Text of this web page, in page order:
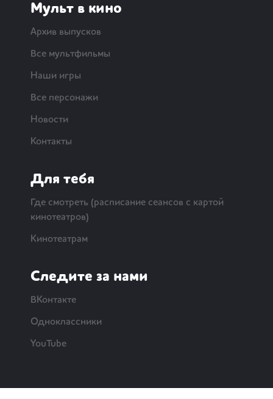
Мульт в кино
Архив выпусков
Все мультфильмы
Наши игры
Все персонажи
Новости
Контакты
Для тебя
Где смотреть (расписание сеансов с картой
кинотеатров)
Кинотеатрам
Следите за нами
ВКонтакте
Одноклассники
YouTube